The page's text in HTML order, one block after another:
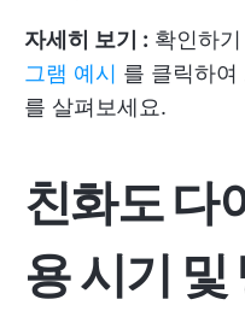
자세히 보기 : 확인하기
그램 예시 를 클릭하
를 살펴보세요.
친화도 다
용 시기 및